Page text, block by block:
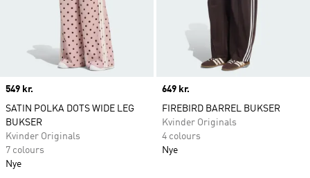
Price
549 kr.
SATIN POLKA DOTS WIDE LEG
BUKSER
Kvinder Originals
7 colours
Nye
Price
649 kr.
FIREBIRD BARREL BUKSER
Kvinder Originals
4 colours
Nye